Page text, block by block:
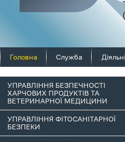
Головна Служба
УПРАВЛІННЯ БЕЗПЕЧНОСТІ
ХАРЧОВИХ ПРОДУКТІВ ТА
ВЕТЕРИНАРНОЇ МЕДИЦИНИ
УПРАВЛІННЯ ФІТОСАНІТАРНОЇ
БЕЗПЕКИ